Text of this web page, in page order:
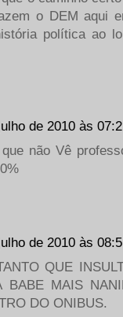
o DEM aqui
política ao
de 2010 às
não Vê
de 2010 às
QUE
BABE MAIS
DO ONIBUS.